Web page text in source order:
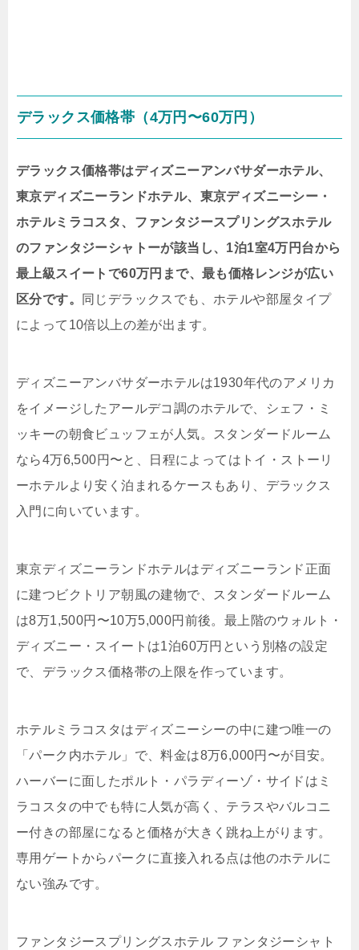
デラックス価格帯（4万円〜60万円）
デラックス価格帯はディズニーアンバサダーホテル、
東京ディズニーランドホテル、東京ディズニーシー・
ホテルミラコスタ、ファンタジースプリングスホテル
のファンタジーシャトーが該当し、1泊1室4万円台から
最上級スイートで60万円まで、最も価格レンジが広い
区分です。
同じデラックスでも、ホテルや部屋タイプ
によって10倍以上の差が出ます。
ディズニーアンバサダーホテルは1930年代のアメリカ
をイメージしたアールデコ調のホテルで、シェフ・ミ
ッキーの朝食ビュッフェが人気。スタンダードルーム
なら4万6,500円〜と、日程によってはトイ・ストーリ
ーホテルより安く泊まれるケースもあり、デラックス
入門に向いています。
東京ディズニーランドホテルはディズニーランド正面
に建つビクトリア朝風の建物で、スタンダードルーム
は8万1,500円〜10万5,000円前後。最上階のウォルト・
ディズニー・スイートは1泊60万円という別格の設定
で、デラックス価格帯の上限を作っています。
ホテルミラコスタはディズニーシーの中に建つ唯一の
「パーク内ホテル」で、料金は8万6,000円〜が目安。
ハーバーに面したポルト・パラディーゾ・サイドはミ
ラコスタの中でも特に人気が高く、テラスやバルコニ
ー付きの部屋になると価格が大きく跳ね上がります。
専用ゲートからパークに直接入れる点は他のホテルに
ない強みです。
ファンタジースプリングスホテル ファンタジーシャト